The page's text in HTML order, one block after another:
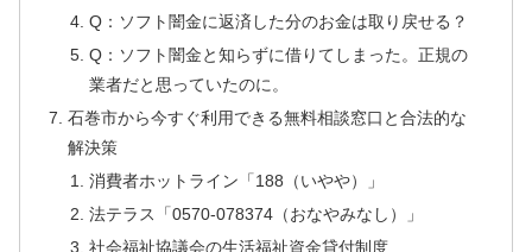
Q：ソフト闇金に返済した分のお金は取り戻せる？
Q：ソフト闇金と知らずに借りてしまった。正規の
業者だと思っていたのに。
石巻市から今すぐ利用できる無料相談窓口と合法的な
解決策
消費者ホットライン「188（いやや）」
法テラス「0570-078374（おなやみなし）」
社会福祉協議会の生活福祉資金貸付制度